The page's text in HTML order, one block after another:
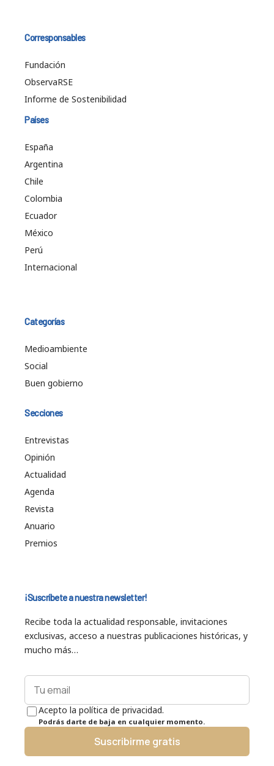
Corresponsables
Fundación
ObservaRSE
Informe de Sostenibilidad
Países
España
Argentina
Chile
Colombia
Ecuador
México
Perú
Internacional
Categorías
Medioambiente
Social
Buen gobierno
Secciones
Entrevistas
Opinión
Actualidad
Agenda
Revista
Anuario
Premios
¡Suscríbete a nuestra newsletter!
Recibe toda la actualidad responsable, invitaciones
exclusivas, acceso a nuestras publicaciones históricas, y
mucho más…
Acepto la política de privacidad.
Podrás darte de baja en cualquier momento.
Suscribirme gratis